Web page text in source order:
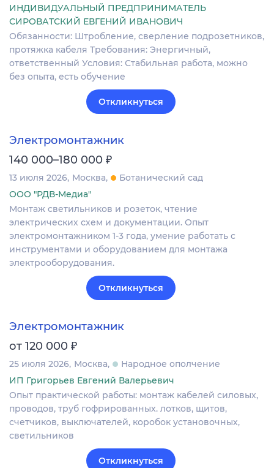
ИНДИВИДУАЛЬНЫЙ ПРЕДПРИНИМАТЕЛЬ
СИРОВАТСКИЙ ЕВГЕНИЙ ИВАНОВИЧ
Обязанности: Штробление, сверление подрозетников,
протяжка кабеля Требования: Энергичный,
ответственный Условия: Стабильная работа, можно
без опыта, есть обучение
Откликнуться
Электромонтажник
140 000–180 000 ₽
13 июля 2026 Москва
Ботанический сад
ООО "РДВ-Медиа"
Монтаж светильников и розеток, чтение
электрических схем и документации. Опыт
электромонтажником 1-3 года, умение работать с
инструментами и оборудованием для монтажа
электрооборудования.
Откликнуться
Электромонтажник
от 120 000 ₽
25 июля 2026 Москва
Народное ополчение
ИП Григорьев Евгений Валерьевич
Опыт практической работы: монтаж кабелей силовых,
проводов, труб гофрированных. лотков, щитов,
счетчиков, выключателей, коробок установочных,
светильников
Откликнуться